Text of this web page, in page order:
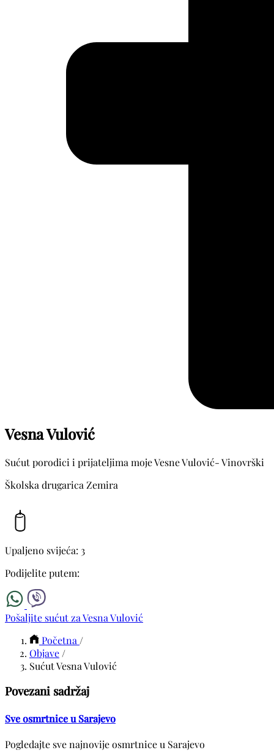
Vesna Vulović
Sućut porodici i prijateljima moje Vesne Vulović- Vinovrški
Školska drugarica Zemira
Upaljeno svijeća: 3
Podijelite putem:
Pošaljite sućut za Vesna Vulović
Početna /
Objave /
Sućut Vesna Vulović
Povezani sadržaj
Sve osmrtnice u Sarajevo
Pogledajte sve najnovije osmrtnice u Sarajevo